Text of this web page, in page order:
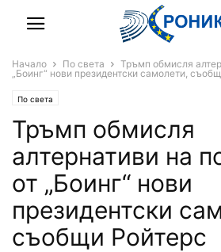
Начало По света
Тръмп обмисля
„Боинг“ нови президентски самолети,
По света
Тръмп обмисля
алтернативи на
от „Боинг“ нови
президентски
съобщи Ройтерс